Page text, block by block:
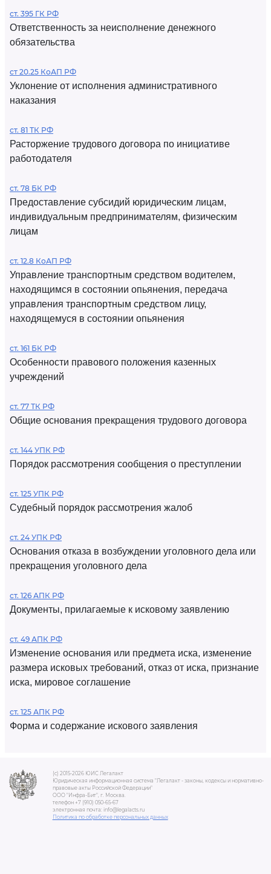
ст. 395 ГК РФ
Ответственность за неисполнение денежного
обязательства
ст 20.25 КоАП РФ
Уклонение от исполнения административного
наказания
ст. 81 ТК РФ
Расторжение трудового договора по инициативе
работодателя
ст. 78 БК РФ
Предоставление субсидий юридическим лицам,
индивидуальным предпринимателям, физическим
лицам
ст. 12.8 КоАП РФ
Управление транспортным средством водителем,
находящимся в состоянии опьянения, передача
управления транспортным средством лицу,
находящемуся в состоянии опьянения
ст. 161 БК РФ
Особенности правового положения казенных
учреждений
ст. 77 ТК РФ
Общие основания прекращения трудового договора
ст. 144 УПК РФ
Порядок рассмотрения сообщения о преступлении
ст. 125 УПК РФ
Судебный порядок рассмотрения жалоб
ст. 24 УПК РФ
Основания отказа в возбуждении уголовного дела или
прекращения уголовного дела
ст. 126 АПК РФ
Документы, прилагаемые к исковому заявлению
ст. 49 АПК РФ
Изменение основания или предмета иска, изменение
размера исковых требований, отказ от иска, признание
иска, мировое соглашение
ст. 125 АПК РФ
Форма и содержание искового заявления
(c) 2015-2026 ЮИС Легалакт
Юридическая информационная система "Легалакт - законы, кодексы и нормативно-
правовые акты Российской Федерации"
ООО "Инфра-Бит", г. Москва.
телефон +7 (910) 050-65-67
электронная почта: info@legalacts.ru
Политика по обработке персональных данных